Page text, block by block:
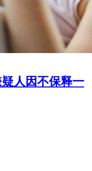
人因不保释一